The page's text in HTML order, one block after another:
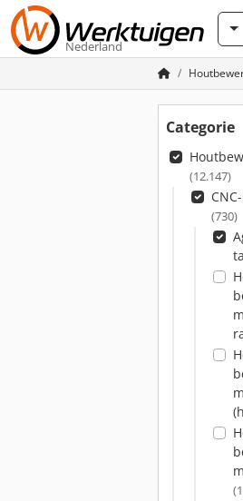
Nederland
Categorie
(12.147)
(730)